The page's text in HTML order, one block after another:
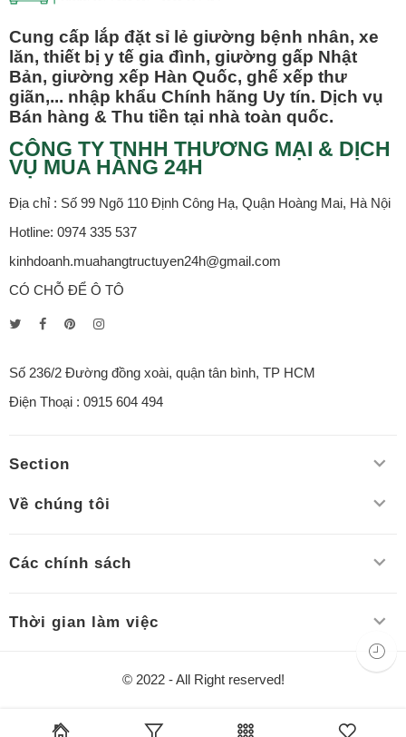
Cung cấp lắp đặt sỉ lẻ giường bệnh nhân, xe
lăn, thiết bị y tế gia đình, giường gấp Nhật
Bản, giường xếp Hàn Quốc, ghế xếp thư
giãn,... nhập khẩu Chính hãng Uy tín. Dịch vụ
Bán hàng & Thu tiền tại nhà toàn quốc.
CÔNG TY TNHH THƯƠNG MẠI & DỊCH
VỤ MUA HÀNG 24H
Địa chỉ : Số 99 Ngõ 110 Định Công Hạ, Quận Hoàng Mai, Hà Nội
Hotline: 0974 335 537
kinhdoanh.muahangtructuyen24h@gmail.com
CÓ CHỖ ĐỂ Ô TÔ
Số 236/2 Đường đồng xoài, quận tân bình, TP HCM
Điện Thoại : 0915 604 494
Section
Về chúng tôi
Các chính sách
Thời gian làm việc
© 2022 - All Right reserved!